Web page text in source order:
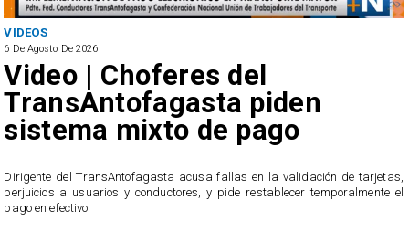
VIDEOS
6 De Agosto De 2026
Video | Choferes del
TransAntofagasta piden
sistema mixto de pago
​Dirigente del TransAntofagasta acusa fallas en la validación de tarjetas,
perjuicios a usuarios y conductores, y pide restablecer temporalmente el
pago en efectivo.